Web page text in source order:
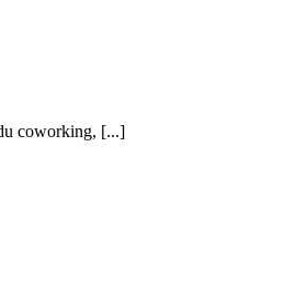
coworking, [...]